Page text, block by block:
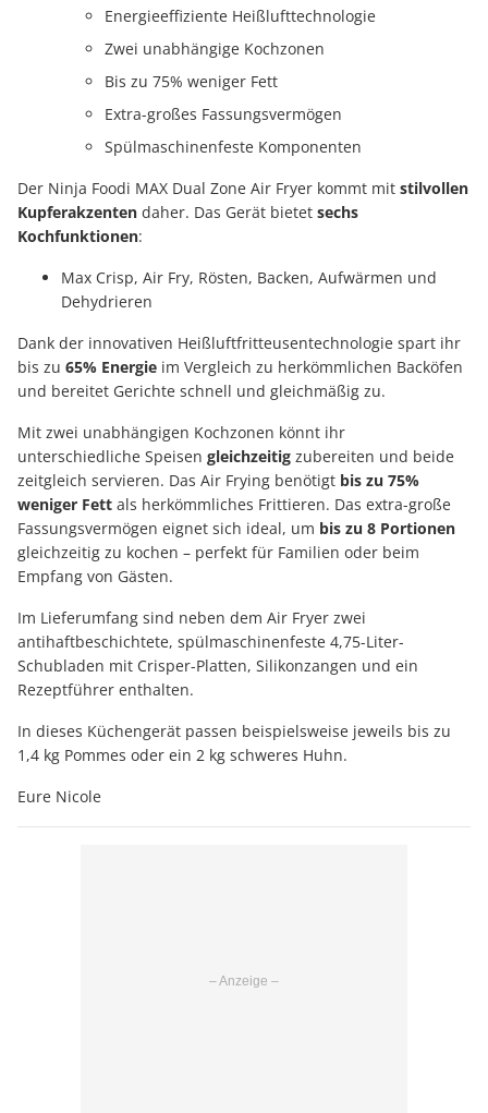
Energieeffiziente Heißlufttechnologie
Zwei unabhängige Kochzonen
Bis zu 75% weniger Fett
Extra-großes Fassungsvermögen
Spülmaschinenfeste Komponenten
Der Ninja Foodi MAX Dual Zone Air Fryer kommt mit stilvollen
Kupferakzenten daher. Das Gerät bietet sechs
Kochfunktionen:
Max Crisp, Air Fry, Rösten, Backen, Aufwärmen und
Dehydrieren
Dank der innovativen Heißluftfritteusentechnologie spart ihr
bis zu 65% Energie im Vergleich zu herkömmlichen Backöfen
und bereitet Gerichte schnell und gleichmäßig zu.
Mit zwei unabhängigen Kochzonen könnt ihr
unterschiedliche Speisen gleichzeitig zubereiten und beide
zeitgleich servieren. Das Air Frying benötigt bis zu 75%
weniger Fett als herkömmliches Frittieren. Das extra-große
Fassungsvermögen eignet sich ideal, um bis zu 8 Portionen
gleichzeitig zu kochen – perfekt für Familien oder beim
Empfang von Gästen.
Im Lieferumfang sind neben dem Air Fryer zwei
antihaftbeschichtete, spülmaschinenfeste 4,75-Liter-
Schubladen mit Crisper-Platten, Silikonzangen und ein
Rezeptführer enthalten.
In dieses Küchengerät passen beispielsweise jeweils bis zu
1,4 kg Pommes oder ein 2 kg schweres Huhn.
Eure Nicole